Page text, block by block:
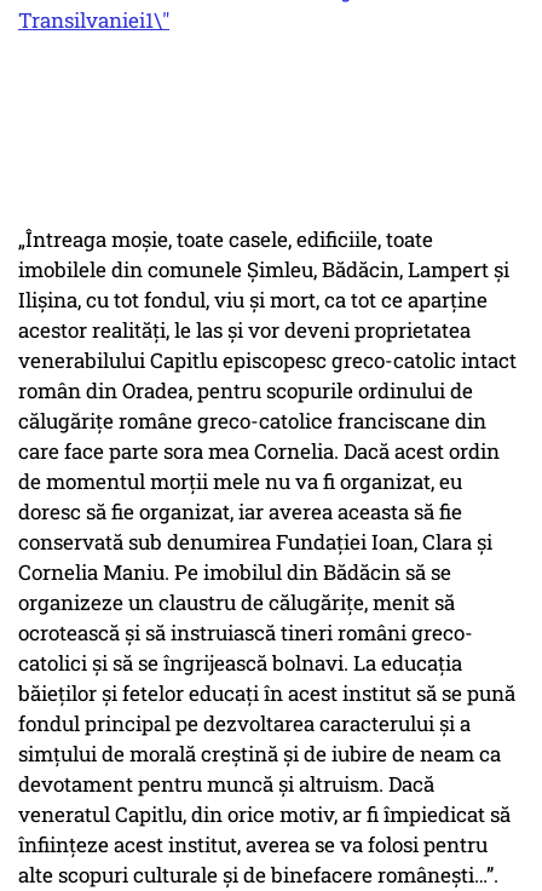
„Întreaga moşie, toate casele, edificiile, toate
imobilele din comunele Şimleu, Bădăcin, Lampert şi
Ilişina, cu tot fondul, viu şi mort, ca tot ce aparţine
acestor realităţi, le las şi vor deveni proprietatea
venerabilului Capitlu episcopesc greco-catolic intact
român din Oradea, pentru scopurile ordinului de
călugăriţe române greco-catolice franciscane din
care face parte sora mea Cornelia. Dacă acest ordin
de momentul morţii mele nu va fi organizat, eu
doresc să fie organizat, iar averea aceasta să fie
conservată sub denumirea Fundaţiei Ioan, Clara şi
Cornelia Maniu. Pe imobilul din Bădăcin să se
organizeze un claustru de călugăriţe, menit să
ocrotească şi să instruiască tineri români greco-
catolici şi să se îngrijească bolnavi. La educaţia
băieţilor şi fetelor educaţi în acest institut să se pună
fondul principal pe dezvoltarea caracterului şi a
simţului de morală creştină şi de iubire de neam ca
devotament pentru muncă şi altruism. Dacă
veneratul Capitlu, din orice motiv, ar fi împiedicat să
înfiinţeze acest institut, averea se va folosi pentru
alte scopuri culturale şi de binefacere româneşti…”.